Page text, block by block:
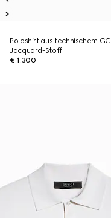
Poloshirt aus technischem GG
Jacquard-Stoff
€ 1.300